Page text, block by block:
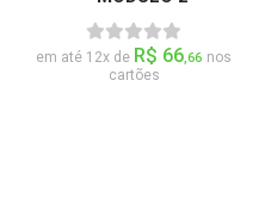
em até 12x de R$ 66 ,66 nos
cartões